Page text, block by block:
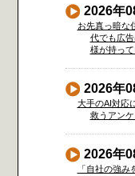
2026年
お先真っ暗な
代でも広
様が持って
2026年
大手のAI対応
救うアン
2026年
「自社の強